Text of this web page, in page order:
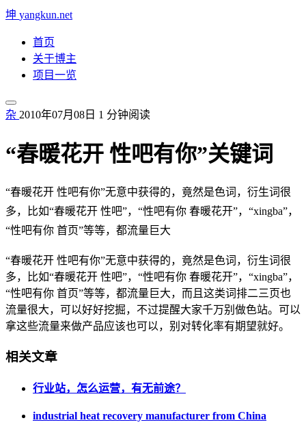
坤 yangkun.net
首页
关于博主
项目一览
杂 2010年07月08日 1 分钟阅读
“春暖花开 性吧有你”关键词
“春暖花开 性吧有你”无意中获得的，竟然是色词，衍生词很
多，比如“春暖花开 性吧”，“性吧有你 春暖花开”，“xingba”，
“性吧有你 首页”等等，都流量巨大
“春暖花开 性吧有你”无意中获得的，竟然是色词，衍生词很
多，比如“春暖花开 性吧”，“性吧有你 春暖花开”，“xingba”，
“性吧有你 首页”等等，都流量巨大，而且这类词排二三页也
流量很大，可以好好挖掘，不过提醒大家千万别做色站。可以
拿这些流量来做产品应该也可以，别对转化率有期望就好。
相关文章
行业站，怎么运营，有无前途？
industrial heat recovery manufacturer from China